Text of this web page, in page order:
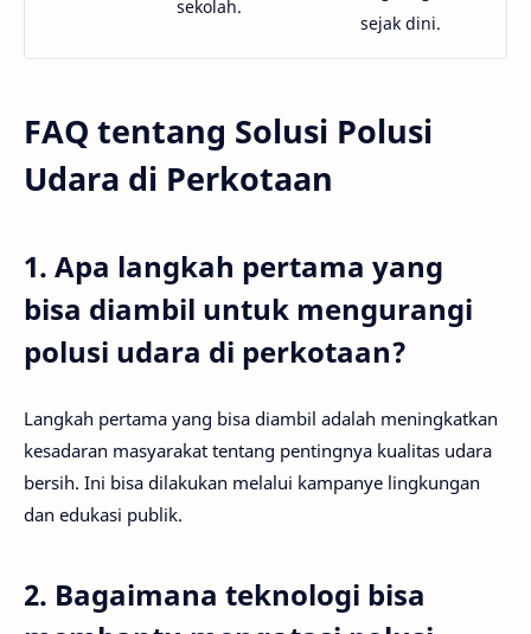
sekolah.
sejak dini.
FAQ tentang Solusi Polusi
Udara di Perkotaan
1. Apa langkah pertama yang
bisa diambil untuk mengurangi
polusi udara di perkotaan?
Langkah pertama yang bisa diambil adalah meningkatkan
kesadaran masyarakat tentang pentingnya kualitas udara
bersih. Ini bisa dilakukan melalui kampanye lingkungan
dan edukasi publik.
2. Bagaimana teknologi bisa